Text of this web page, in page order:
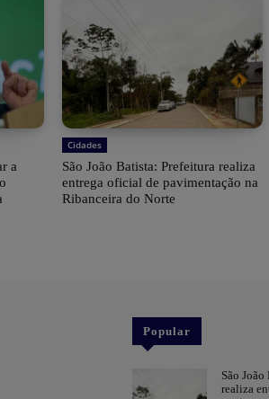
a
Cidades
São João Batista: Prefeitura realiza
entrega oficial de pavimentação na
Ribanceira do Norte
Popular
São
realiza